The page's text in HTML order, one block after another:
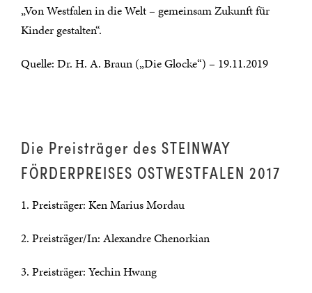
„Von Westfalen in die Welt – gemeinsam Zukunft für
Kinder gestalten“.
Quelle: Dr. H. A. Braun („Die Glocke“) – 19.11.2019
Die Preisträger des STEINWAY
FÖRDERPREISES OSTWESTFALEN 2017
1. Preisträger: Ken Marius Mordau
2. Preisträger/In: Alexandre Chenorkian
3. Preisträger: Yechin Hwang